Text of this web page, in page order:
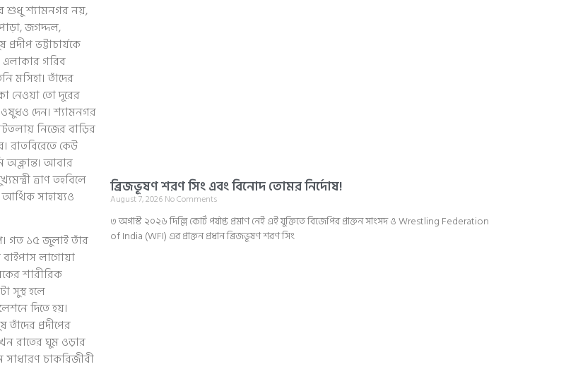
শুধু শ্যামনগর নয়,
জগদ্দল,
ভট্টাচার্যকে
এলাকার গরিব
মসিহা। তাঁদের
নেওয়া তো দূরের
দেন। শ্যামনগর
নিজের বাড়ির
রাতবিরেতে কেউ
অক্লান্ত। আবার
ত্রাণ তহবিলে
সাহায্যও
গত ১৫ জুলাই তাঁর
লাগোয়া
শারীরিক
সুস্থ হলে
দিতে হয়।
প্রদীপের
রাতের ঘুম ওড়ার
সাধারণ চাকরিজীবী
ব্রিজভূষণ শরণ সিং এবং বিনোদ তোমর নির্দোষ!
August 7, 2026 No Comments
৩ অগাস্ট ২০২৬ দিল্লি কোর্ট পর্যাপ্ত প্রমাণ নেই এই যুক্তিতে বিজেপির প্রাক্তন সাংসদ ও Wrestling Federation
of India (WFI) এর প্রাক্তন প্রধান ব্রিজভূষণ শরণ সিং